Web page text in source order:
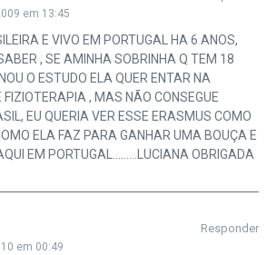
em 13:45
E VIVO EM PORTUGAL HA 6 ANOS,
, SE AMINHA SOBRINHA Q TEM 18
O ESTUDO ELA QUER ENTAR NA
FIZIOTERAPIA , MAS NÃO CONSEGUE
EU QUERIA VER ESSE ERASMUS COMO
ELA FAZ PARA GANHAR UMA BOUÇA E
EM PORTUGAL………LUCIANA OBRIGADA
em 00:49
Responder